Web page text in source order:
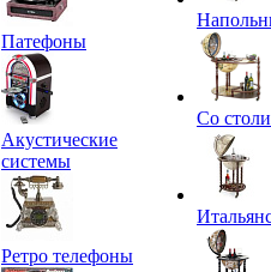
Патефоны
Акустические
системы
Ретро телефоны
Со